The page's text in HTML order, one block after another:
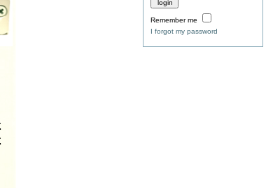
Remember me
I forgot my password